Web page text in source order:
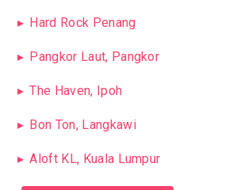
Hard Rock Penang
Pangkor Laut, Pangkor
The Haven, Ipoh
Bon Ton, Langkawi
Aloft KL, Kuala Lumpur